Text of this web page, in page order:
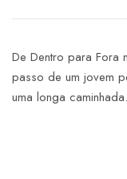
De Dentro para Fora
passo de um jovem
uma longa caminhada.